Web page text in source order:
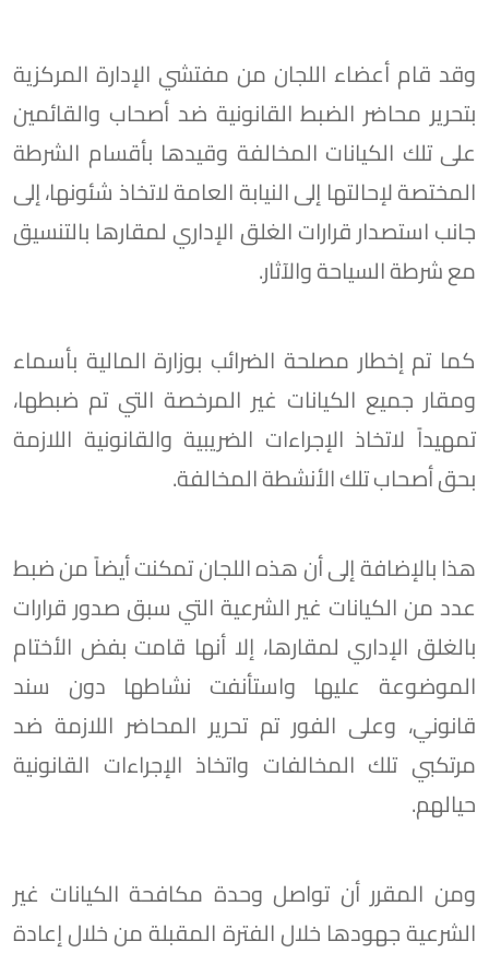
وقد قام أعضاء اللجان من مفتشي الإدارة المركزية
بتحرير محاضر الضبط القانونية ضد أصحاب والقائمين
على تلك الكيانات المخالفة وقيدها بأقسام الشرطة
المختصة لإحالتها إلى النيابة العامة لاتخاذ شئونها، إلى
جانب استصدار قرارات الغلق الإداري لمقارها بالتنسيق
مع شرطة السياحة والآثار.
كما تم إخطار مصلحة الضرائب بوزارة المالية بأسماء
ومقار جميع الكيانات غير المرخصة التي تم ضبطها،
تمهيداً لاتخاذ الإجراءات الضريبية والقانونية اللازمة
بحق أصحاب تلك الأنشطة المخالفة.
هذا بالإضافة إلى أن هذه اللجان تمكنت أيضاً من ضبط
عدد من الكيانات غير الشرعية التي سبق صدور قرارات
بالغلق الإداري لمقارها، إلا أنها قامت بفض الأختام
الموضوعة عليها واستأنفت نشاطها دون سند
قانوني، وعلى الفور تم تحرير المحاضر اللازمة ضد
مرتكبي تلك المخالفات واتخاذ الإجراءات القانونية
حيالهم.
ومن المقرر أن تواصل وحدة مكافحة الكيانات غير
الشرعية جهودها خلال الفترة المقبلة من خلال إعادة